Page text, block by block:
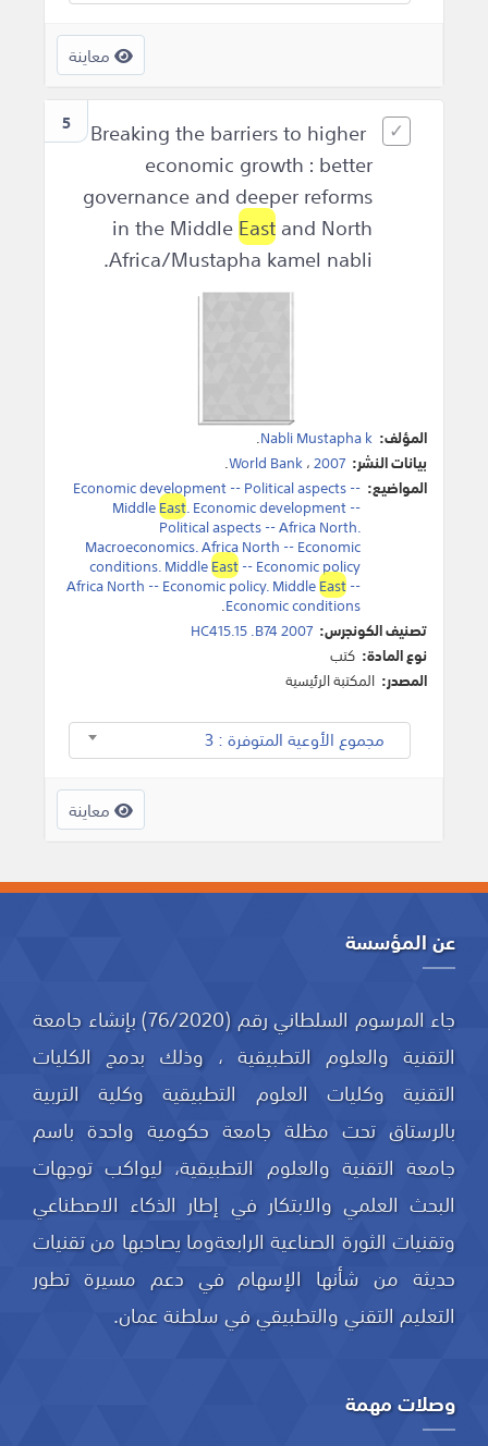
معاينة
5
Breaking the barriers to higher
economic growth : better
governance and deeper reforms
in the MiddleEastand North
Africa/Mustapha kamel nabli.
المؤلف: Nabli Mustapha k
.
بيانات النشر:
World Bank،2007
.
المواضيع: Economic development -- Political aspects --
MiddleEast. Economic development --
Political aspects -- Africa North.
Macroeconomics. Africa North -- Economic
conditions. MiddleEast-- Economic policy
Africa North -- Economic policy. MiddleEast--
Economic conditions
.
تصنيف الكونجرس: HC415.15 .B74 2007
نوع المادة: كتب
المصدر: المكتبة الرئيسية
مجموع الأوعية المتوفرة : 3
معاينة
عن المؤسسة
جاء المرسوم السلطاني رقم (76/2020) بإنشاء جامعة
التقنية والعلوم التطبيقية ، وذلك بدمج الكليات
التقنية وكليات العلوم التطبيقية وكلية التربية
بالرستاق تحت مظلة جامعة حكومية واحدة باسم
جامعة التقنية والعلوم التطبيقية، ليواكب توجهات
البحث العلمي والابتكار في إطار الذكاء الاصطناعي
وتقنيات الثورة الصناعية الرابعةوما يصاحبها من تقنيات
حديثة من شأنها الإسهام في دعم مسيرة تطور
التعليم التقني والتطبيقي في سلطنة عمان.
وصلات مهمة